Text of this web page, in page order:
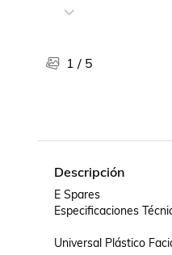
Otras categorías
Súpermercado
1 / 5
Descripción
E Spares
Especificaciones
Universal Plástico